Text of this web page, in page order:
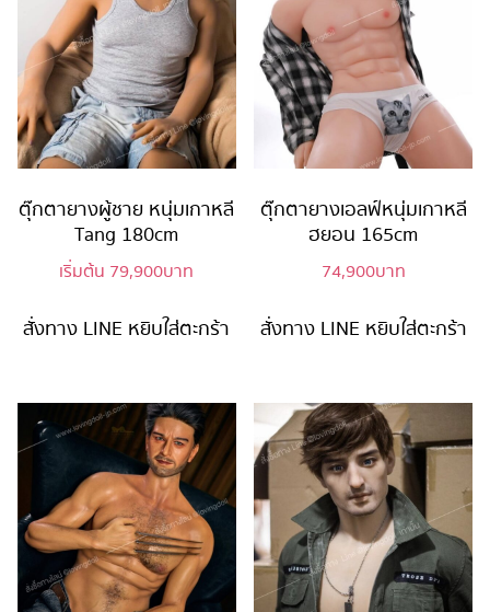
ตุ๊กตายางผู้ชาย หนุ่มเกาหลี
Tang 180cm
เริ่มต้น 79,900บาท
สั่งทาง LINE หยิบใส่ตะกร้า
ตุ๊กตายางเอลฟ์หนุ่มเกาหลี
ฮยอน 165cm
74,900บาท
สั่งทาง LINE หยิบใส่ตะกร้า